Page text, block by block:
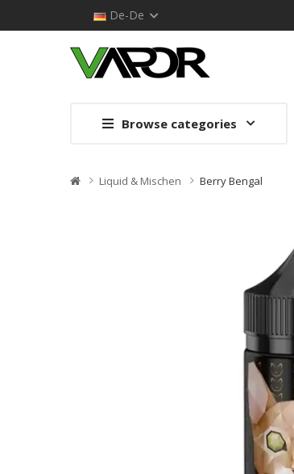
De-De
Browse categories
Liquid & Mischen Berry Bengal